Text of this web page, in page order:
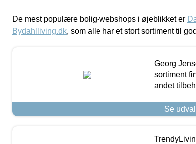
De mest populære bolig-webshops i øjeblikket er
Bydahlliving.dk, som alle har et stort sortiment til
Georg
sortiment
andet
Se